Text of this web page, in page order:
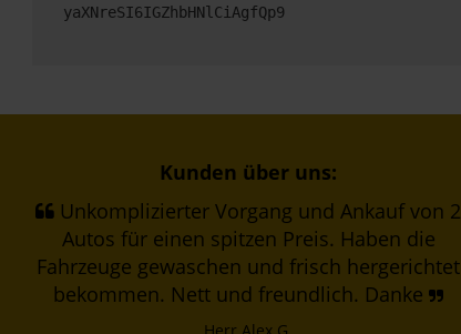
yaXNreSI6IGZhbHNlCiAgfQp9
Kunden über uns:
Unkomplizierter Vorgang und Ankauf von 2
Autos für einen spitzen Preis. Haben die
Fahrzeuge gewaschen und frisch hergerichtet
bekommen. Nett und freundlich. Danke